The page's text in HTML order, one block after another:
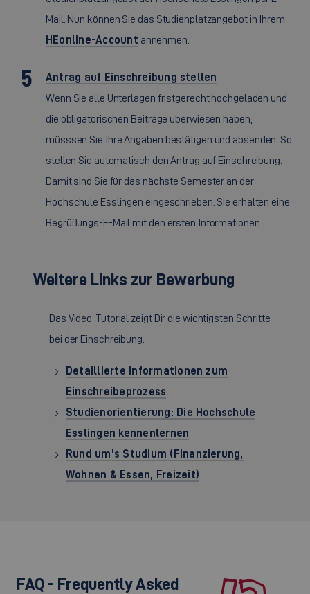
Mail. Nun können Sie das Studienplatzangebot in Ihrem
HEonline-Account annehmen.
Antrag auf Einschreibung stellen
Wenn Sie alle Unterlagen fristgerecht hochgeladen und
die obligatorischen Beiträge überwiesen haben,
müsssen Sie Ihre Angaben bestätigen und absenden. So
stellen Sie automatisch den Antrag auf Einschreibung.
Damit sind Sie für das nächste Semester an der
Hochschule Esslingen eingeschrieben. Sie erhalten eine
Begrüßungs-E-Mail mit den ersten Informationen.
Weitere Links zur Bewerbung
Das Video-Tutorial zeigt Dir die wichtigsten Schritte
bei der Einschreibung.
Detaillierte Informationen zum
Einschreibeprozess
Studienorientierung: Die Hochschule
Esslingen kennenlernen
Rund um's Studium (Finanzierung,
Wohnen & Essen, Freizeit)
FAQ - Frequently Asked